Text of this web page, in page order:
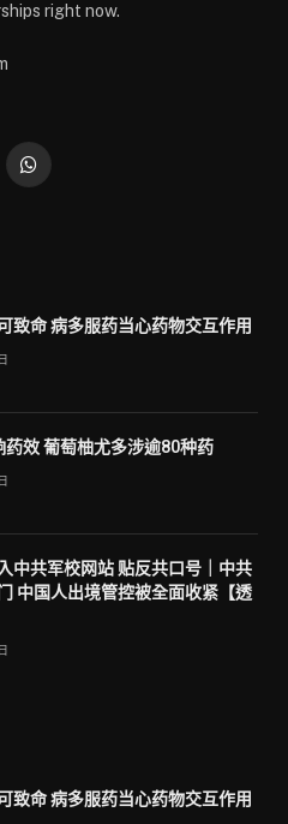
right now.
WhatsApp
致命 病多服药当心药物交互作用
药效 葡萄柚尤多涉逾80种药
中共军校网站 贴反共口号｜中共
中国人出境管控被全面收紧【透
致命 病多服药当心药物交互作用